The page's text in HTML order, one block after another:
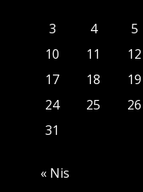
3
4 5
10
11 12
17
18 19
24
25 26
31
« Nis